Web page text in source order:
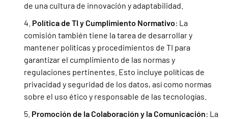
de una cultura de innovación y adaptabilidad.
Política de TI y Cumplimiento Normativo: La
comisión también tiene la tarea de desarrollar y
mantener políticas y procedimientos de TI para
garantizar el cumplimiento de las normas y
regulaciones pertinentes. Esto incluye políticas de
privacidad y seguridad de los datos, así como normas
sobre el uso ético y responsable de las tecnologías.
Promoción de la Colaboración y la Comunicación: La